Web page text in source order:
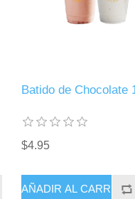
Batido de Chocolate
$4.95